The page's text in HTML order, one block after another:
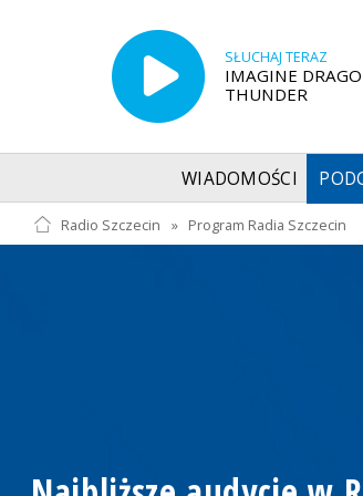
SŁUCHAJ TERAZ
IMAGINE
THUNDER
WIADOMOŚCI
Radio Szczecin » Program Radia Szczecin